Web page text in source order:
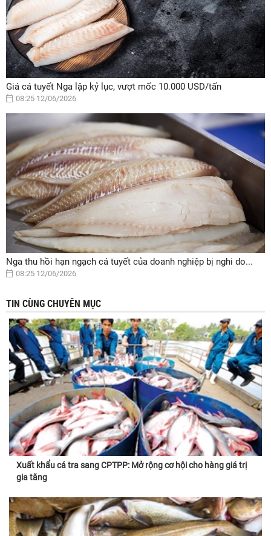
Giá cá tuyết Nga lập kỷ lục, vượt mốc 10.000 USD/tấn
08:25 12/06/2026
Nga thu hồi hạn ngạch cá tuyết của doanh nghiệp bị nghi do...
08:25 12/06/2026
TIN CÙNG CHUYÊN MỤC
Xuất khẩu cá tra sang CPTPP: Mở rộng cơ hội cho hàng giá trị
gia tăng